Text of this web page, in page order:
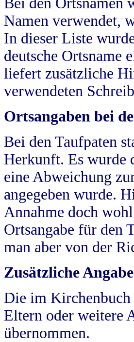
Namen verwendet,
In dieser Liste
deutsche Ortsname
liefert zusätzliche
verwendeten
Ortsangaben bei
Bei den Taufpaten
Herkunft. Es wurde
eine Abweichung
angegeben wurde.
Annahme doch
Ortsangabe für den
man aber von der
Zusätzliche
Die im Kirchenbuch
Eltern oder weitere
übernommen.